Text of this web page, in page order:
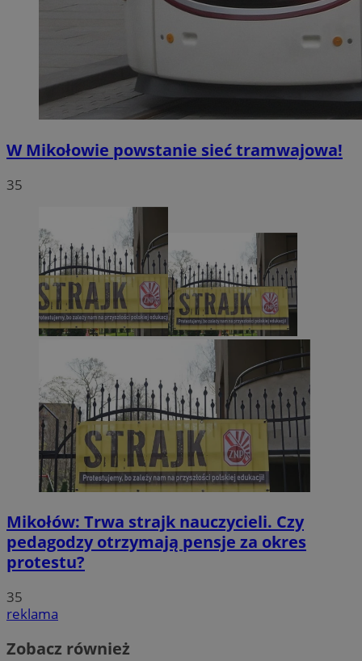
W Mikołowie powstanie sieć tramwajowa!
35
Mikołów: Trwa strajk nauczycieli. Czy
pedagodzy otrzymają pensje za okres
protestu?
35
reklama
Zobacz również